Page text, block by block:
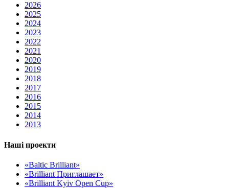
2026
2025
2024
2023
2022
2021
2020
2019
2018
2017
2016
2015
2014
2013
Наші проекти
«Baltic Brilliant»
«Brilliant Приглашает»
«Brilliant Kyiv Open Cup»